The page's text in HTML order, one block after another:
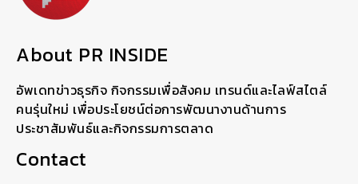
About PR INSIDE
อัพเดทข่าวธุรกิจ กิจกรรมเพื่อสังคม เทรนด์และไลฟ์สไตล์
คนรุ่นใหม่ เพื่อประโยชน์ต่อการพัฒนางานด้านการ
ประชาสัมพันธ์และกิจกรรมการตลาด
Contact